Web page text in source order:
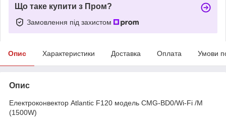
Що таке купити з Пром?
Замовлення під захистом
Опис Характеристики Доставка Оплата Умови
Опис
Електроконвектор Atlantic F120 модель CMG-BD0/Wi-Fi /M
(1500W)